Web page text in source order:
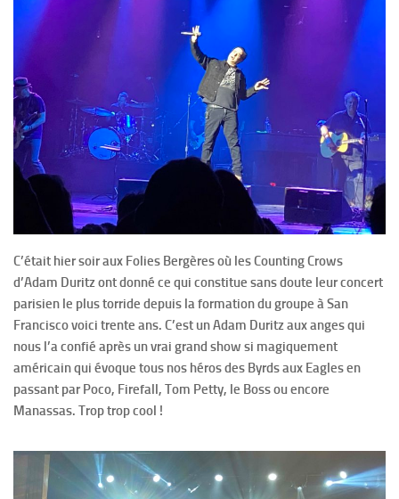
C’était hier soir aux Folies Bergères où les Counting Crows
d’Adam Duritz ont donné ce qui constitue sans doute leur concert
parisien le plus torride depuis la formation du groupe à San
Francisco voici trente ans. C’est un Adam Duritz aux anges qui
nous l’a confié après un vrai grand show si magiquement
américain qui évoque tous nos héros des Byrds aux Eagles en
passant par Poco, Firefall, Tom Petty, le Boss ou encore
Manassas. Trop trop cool !